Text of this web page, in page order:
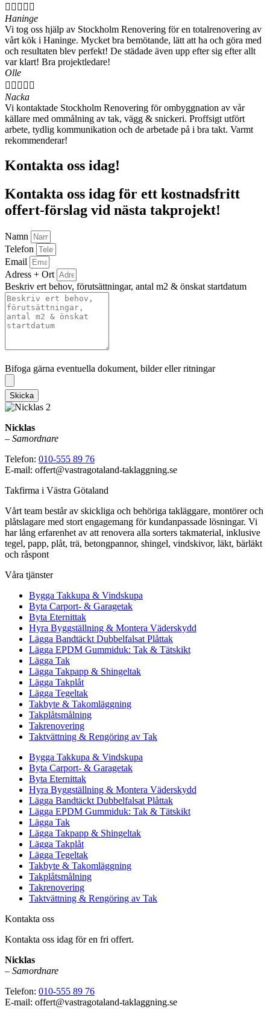
    
Haninge
Vi tog oss hjälp av Stockholm Renovering för en totalrenovering av
vårt kök i Haninge. Mycket bra bemötande, lätt att ha och göra med
och resultaten blev perfekt! De städade även upp efter sig efter allt
var klart! Bra projektledare!
Olle
    
Nacka
Vi kontaktade Stockholm Renovering för ombyggnation av vår
källare med ommålning av tak, vägg & snickeri. Proffsigt utfört
arbete, tydlig kommunikation och de arbetade på i bra takt. Varmt
rekommenderar!
Kontakta oss idag!
Kontakta oss idag för ett kostnadsfritt
offert-förslag vid nästa takprojekt!
Namn
Telefon
Email
Adress + Ort
Beskriv ert behov, förutsättningar, antal m2 & önskat startdatum
Bifoga gärna eventuella dokument, bilder eller ritningar
Skicka
Nicklas
– Samordnare
Telefon: 010-555 89 76
E-mail: offert@vastragotaland-taklaggning.se
Takfirma i Västra Götaland
Vårt team består av skickliga och behöriga takläggare, montörer och
plåtslagare med stort engagemang för kundanpassade lösningar. Vi
har lång erfarenhet av att renovera alla sorters takmaterial, inklusive
tegel, papp, plåt, trä, betongpannor, shingel, vindskivor, läkt, bärläkt
och råspont
Våra tjänster
Bygga Takkupa & Vindskupa
Byta Carport- & Garagetak
Byta Eternittak
Hyra Byggställning & Montera Väderskydd
Lägga Bandtäckt Dubbelfalsat Plåttak
Lägga EPDM Gummiduk: Tak & Tätskikt
Lägga Tak
Lägga Takpapp & Shingeltak
Lägga Takplåt
Lägga Tegeltak
Takbyte & Takomläggning
Takplåtsmålning
Takrenovering
Taktvättning & Rengöring av Tak
Bygga Takkupa & Vindskupa
Byta Carport- & Garagetak
Byta Eternittak
Hyra Byggställning & Montera Väderskydd
Lägga Bandtäckt Dubbelfalsat Plåttak
Lägga EPDM Gummiduk: Tak & Tätskikt
Lägga Tak
Lägga Takpapp & Shingeltak
Lägga Takplåt
Lägga Tegeltak
Takbyte & Takomläggning
Takplåtsmålning
Takrenovering
Taktvättning & Rengöring av Tak
Kontakta oss
Kontakta oss idag för en fri offert.
Nicklas
– Samordnare
Telefon: 010-555 89 76
E-mail: offert@vastragotaland-taklaggning.se